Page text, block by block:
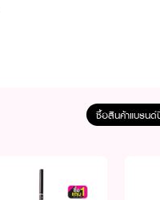
ซื้อสินค้าแบรนด์